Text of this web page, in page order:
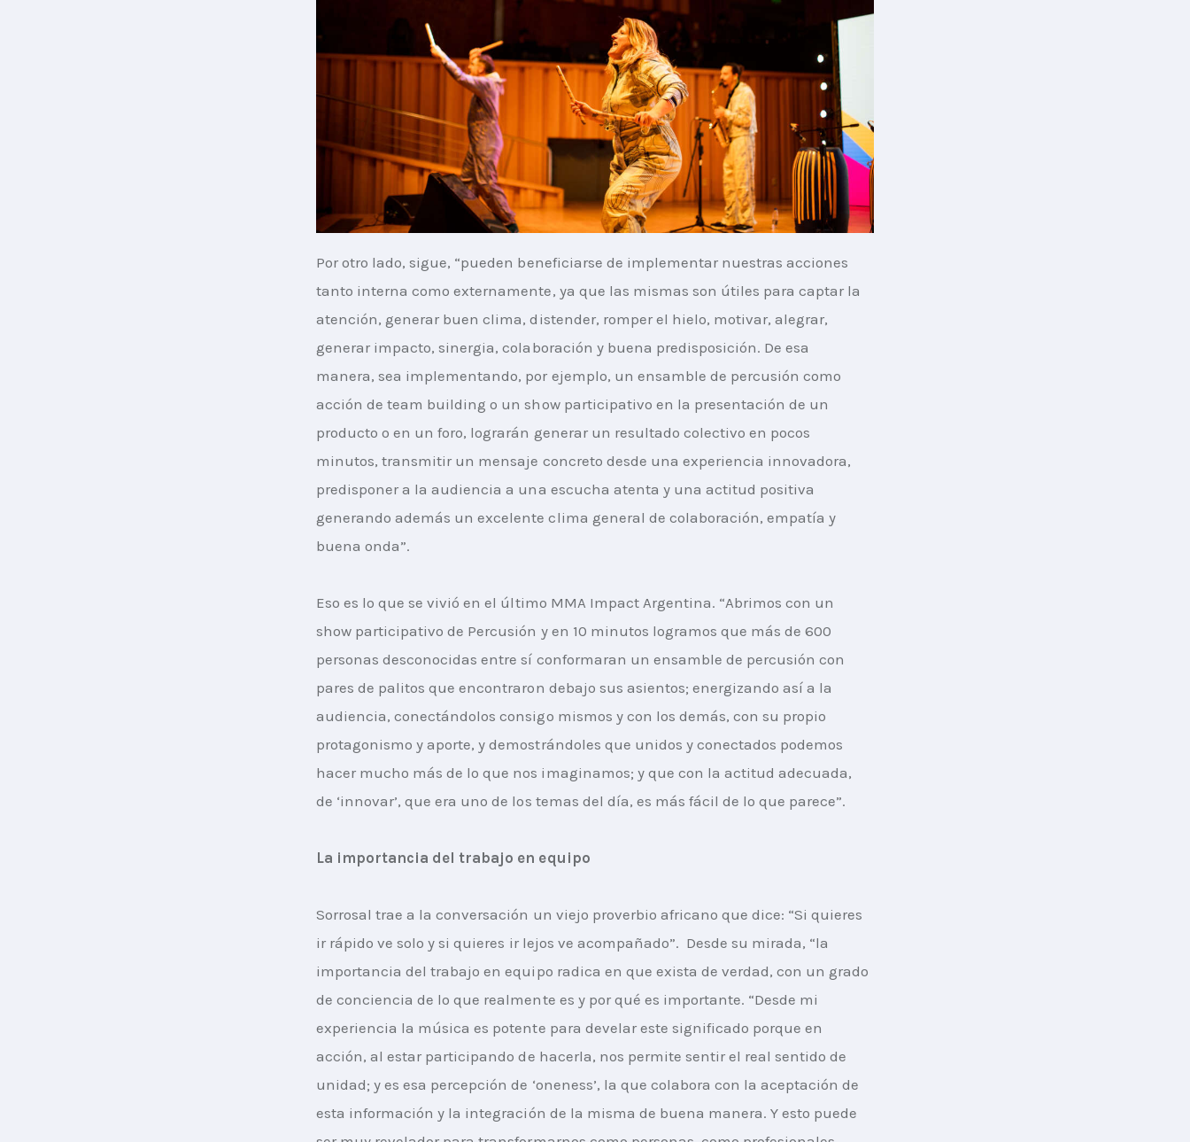
Por otro lado, sigue, “pueden beneficiarse de implementar nuestras acciones
tanto interna como externamente, ya que las mismas son útiles para captar la
atención, generar buen clima, distender, romper el hielo, motivar, alegrar,
generar impacto, sinergia, colaboración y buena predisposición. De esa
manera, sea implementando, por ejemplo, un ensamble de percusión como
acción de team building o un show participativo en la presentación de un
producto o en un foro, lograrán generar un resultado colectivo en pocos
minutos, transmitir un mensaje concreto desde una experiencia innovadora,
predisponer a la audiencia a una escucha atenta y una actitud positiva
generando además un excelente clima general de colaboración, empatía y
buena onda”.
Eso es lo que se vivió en el último MMA Impact Argentina. “Abrimos con un
show participativo de Percusión y en 10 minutos logramos que más de 600
personas desconocidas entre sí conformaran un ensamble de percusión con
pares de palitos que encontraron debajo sus asientos; energizando así a la
audiencia, conectándolos consigo mismos y con los demás, con su propio
protagonismo y aporte, y demostrándoles que unidos y conectados podemos
hacer mucho más de lo que nos imaginamos; y que con la actitud adecuada,
de ‘innovar’, que era uno de los temas del día, es más fácil de lo que parece”.
La importancia del trabajo en equipo
Sorrosal trae a la conversación un viejo proverbio africano que dice: “Si quieres
ir rápido ve solo y si quieres ir lejos ve acompañado”.  Desde su mirada, “la
importancia del trabajo en equipo radica en que exista de verdad, con un grado
de conciencia de lo que realmente es y por qué es importante. “Desde mi
experiencia la música es potente para develar este significado porque en
acción, al estar participando de hacerla, nos permite sentir el real sentido de
unidad; y es esa percepción de ‘oneness’, la que colabora con la aceptación de
esta información y la integración de la misma de buena manera. Y esto puede